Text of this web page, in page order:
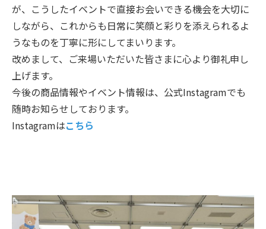
が、こうしたイベントで直接お会いできる機会を大切に
しながら、これからも日常に笑顔と彩りを添えられるよ
うなものを丁寧に形にしてまいります。
改めまして、ご来場いただいた皆さまに心より御礼申し
上げます。
今後の商品情報やイベント情報は、公式Instagramでも
随時お知らせしております。
Instagramはこちら